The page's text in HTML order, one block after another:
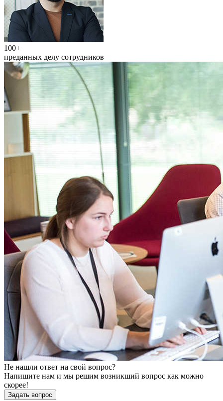
100+
преданных делу сотрудников
Не нашли ответ на свой вопрос?
Напишите нам и мы решим возникший вопрос как можно
скорее!
Задать вопрос